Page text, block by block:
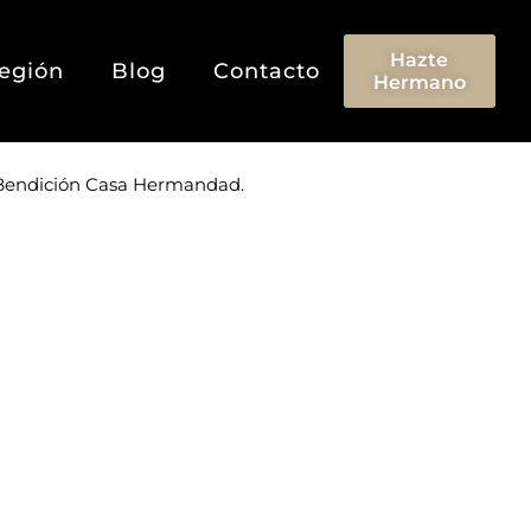
Blog Contacto
Hazte
Hermano
Casa Hermandad.